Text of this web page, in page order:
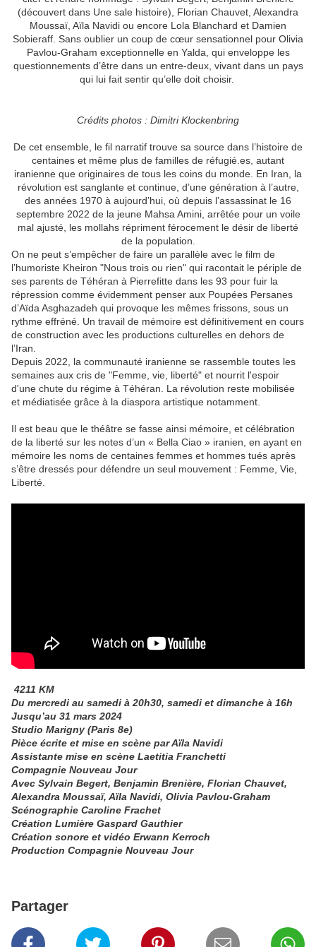
(découvert dans Une sale histoire), Florian Chauvet, Alexandra
Moussaï, Aïla Navidi ou encore Lola Blanchard et Damien
Sobieraff. Sans oublier un coup de cœur sensationnel pour Olivia
Pavlou-Graham exceptionnelle en Yalda, qui enveloppe les
questionnements d’être dans un entre-deux, vivant dans un pays
qui lui fait sentir qu’elle doit choisir.
Crédits photos : Dimitri Klockenbring
De cet ensemble, le fil narratif trouve sa source dans l’histoire de
centaines et même plus de familles de réfugié.es, autant
iranienne que originaires de tous les coins du monde. En Iran, la
révolution est sanglante et continue, d’une génération à l’autre,
des années 1970 à aujourd’hui, où depuis l’assassinat le 16
septembre 2022 de la jeune Mahsa Amini, arrêtée pour un voile
mal ajusté, les mollahs répriment férocement le désir de liberté
de la population.
On ne peut s’empêcher de faire un parallèle avec le film de
l’humoriste Kheiron "Nous trois ou rien" qui racontait le périple de
ses parents de Téhéran à Pierrefitte dans les 93 pour fuir la
répression comme évidemment penser aux Poupées Persanes
d’Aïda Asghazadeh qui provoque les mêmes frissons, sous un
rythme effréné. Un travail de mémoire est définitivement en cours
de construction avec les productions culturelles en dehors de
l’Iran.
Depuis 2022, la communauté iranienne se rassemble toutes les
semaines aux cris de "Femme, vie, liberté" et nourrit l'espoir
d'une chute du régime à Téhéran. La révolution reste mobilisée
et médiatisée grâce à la diaspora artistique notamment.
Il est beau que le théâtre se fasse ainsi mémoire, et célébration
de la liberté sur les notes d’un « Bella Ciao » iranien, en ayant en
mémoire les noms de centaines femmes et hommes tués après
s’être dressés pour défendre un seul mouvement : Femme, Vie,
Liberté.
4211 KM
Du mercredi au samedi à 20h30, samedi et dimanche à 16h
Jusqu’au 31 mars 2024
Studio Marigny (Paris 8e)
Pièce écrite et mise en scène par Aïla Navidi
Assistante mise en scène Laetitia Franchetti
Compagnie Nouveau Jour
Avec Sylvain Begert, Benjamin Brenière, Florian Chauvet,
Alexandra Moussaï, Aïla Navidi, Olivia Pavlou-Graham
Scénographie Caroline Frachet
Création Lumière Gaspard Gauthier
Création sonore et vidéo Erwann Kerroch
Production Compagnie Nouveau Jour
Partager